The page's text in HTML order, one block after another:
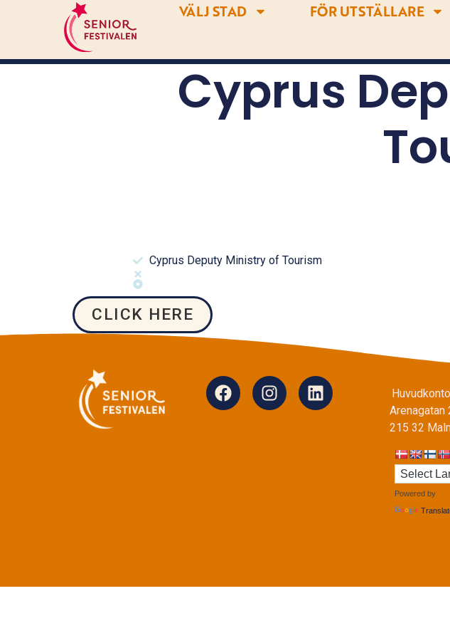
VÄLJ STAD FÖR UTSTÄLLARE
Cyprus
Cyprus Deputy Ministry of Tourism
CLICK HERE
Arenagatan
215 32
Powered by